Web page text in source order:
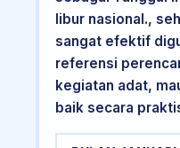
libur nasional.,
sangat efektif
referensi
kegiatan adat,
baik secara